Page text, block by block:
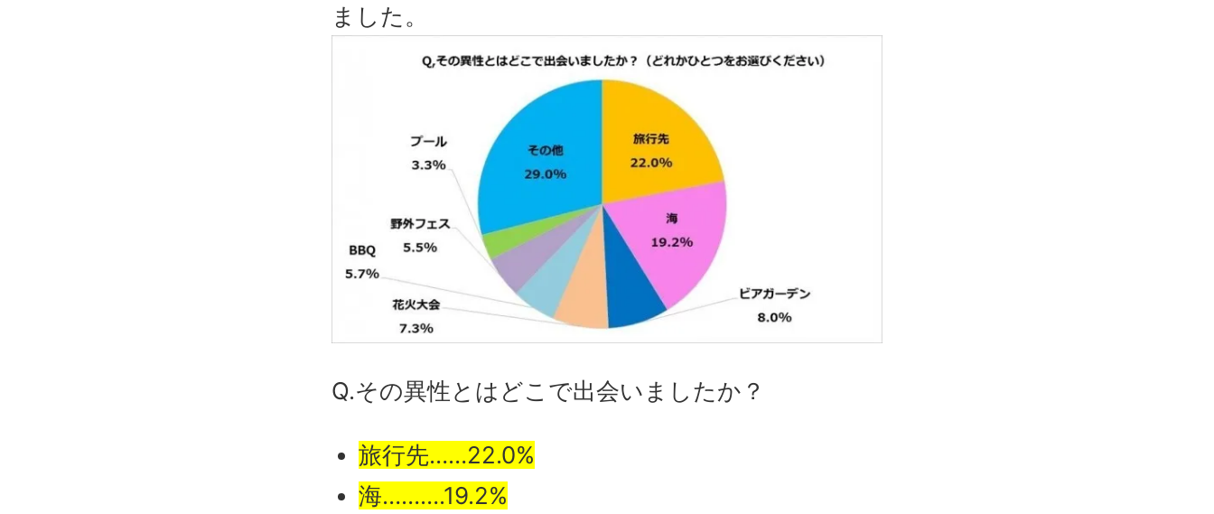
ました。
Q.その異性とはどこで出会いましたか？
旅行先……22.0%
海……….19.2%